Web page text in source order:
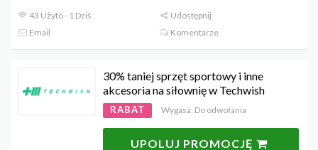
43 Użyto - 1 Dziś
Udostępnij
Email
Komentarze
30% taniej sprzęt sportowy i inne
akcesoria na siłownię w Techwish
RABAT Wygasa: Do odwołania
UPOLUJ PROMOCJĘ